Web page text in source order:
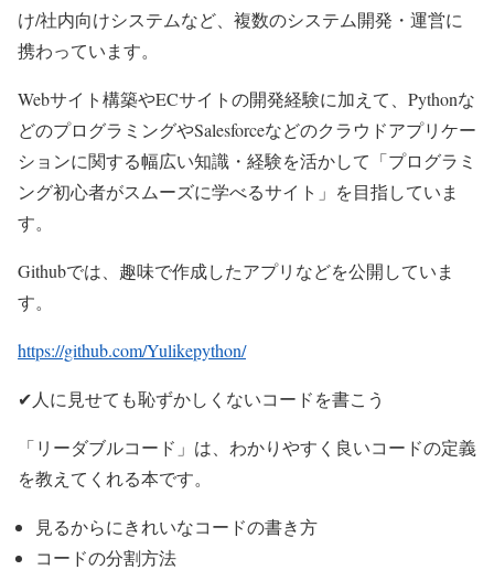
け/社内向けシステムなど、複数のシステム開発・運営に
携わっています。
Webサイト構築やECサイトの開発経験に加えて、Pythonな
どのプログラミングやSalesforceなどのクラウドアプリケー
ションに関する幅広い知識・経験を活かして「プログラミ
ング初心者がスムーズに学べるサイト」を目指していま
す。
Githubでは、趣味で作成したアプリなどを公開していま
す。
https://github.com/Yulikepython/
✔人に見せても恥ずかしくないコードを書こう
「リーダブルコード」は、わかりやすく良いコードの定義
を教えてくれる本です。
見るからにきれいなコードの書き方
コードの分割方法